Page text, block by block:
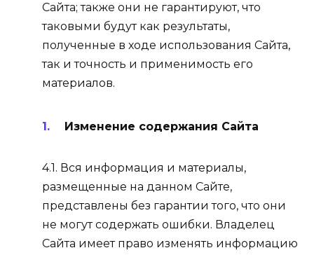
Сайта; также они не гарантируют, что
таковыми будут как результаты,
полученные в ходе использования Сайта,
так и точность и применимость его
материалов.
Изменение содержания Сайта
4.1. Вся информация и материалы,
размещенные на данном Сайте,
представлены без гарантии того, что они
не могут содержать ошибки. Владелец
Сайта имеет право изменять информацию